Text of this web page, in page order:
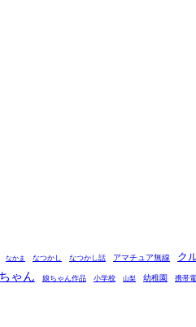
なかま なつかし なつかし話 アマチュア無線 ク
ゃん 娘ちゃん作品 小学校 山梨 幼稚園 携帯